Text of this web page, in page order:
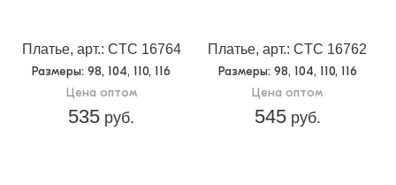
Платье, арт.: CTC 16764
Размеры: 98, 104, 110, 116
Цена оптом
535 руб.
Платье, арт.: CTC 16762
Размеры: 98, 104, 110, 116
Цена оптом
545руб.